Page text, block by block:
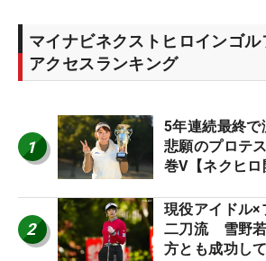
マイナビネクストヒロインゴル
アクセスランキング
1
5年連続最終
悲願のプロテ
巻V【ネクヒロ
2
現役アイドル
二刀流 雪野
方とも成功し